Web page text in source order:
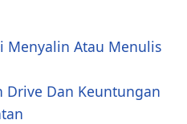
Menyalin Atau Menulis
Drive Dan Keuntungan